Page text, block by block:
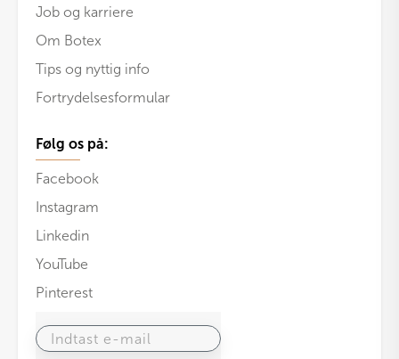
Job og karriere
Om Botex
Tips og nyttig info
Fortrydelsesformular
Følg os på:
Facebook
Instagram
Linkedin
YouTube
Pinterest
Indtast e-mail